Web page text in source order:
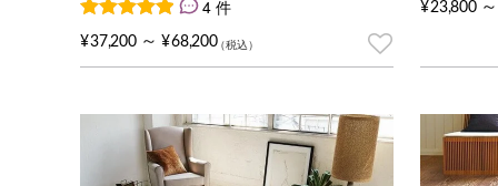
4
件の利用者評価に基づく5段階評価のうち、
4 件
¥37,200 ～ ¥68,200
¥23,800 ～